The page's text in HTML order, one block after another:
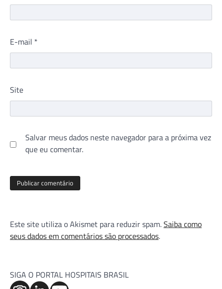
E-mail *
Site
Salvar meus dados neste navegador para a próxima vez
que eu comentar.
Este site utiliza o Akismet para reduzir spam.Saiba como
seus dados em comentários são processados.
SIGA O PORTAL HOSPITAIS BRASIL